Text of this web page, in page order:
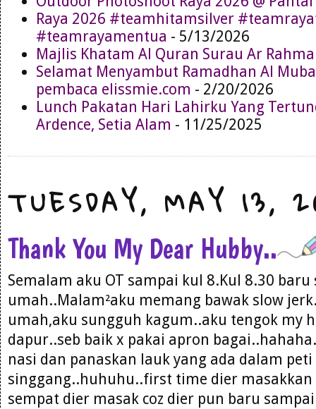
Raya 2026 #teamhitamsilver
#teamrayamentua - 5/13/2026
Majlis Khatam Al Quran Surau Ar
Selamat Menyambut Ramadhan Al
pembaca elissmie.com - 2/20/2026
Lunch Pakatan Hari Lahirku Yang
Ardence, Setia Alam - 11/25/2025
TUESDAY, MAY 13,
Thank You My Dear Hubby..
Semalam aku OT sampai kul 8.Kul 8.30 baru
umah..Malam²aku memang bawak slow
umah,aku sungguh kagum..aku tengok my
dapur..seb baik x pakai apron
nasi dan panaskan lauk yang ada dalam
singgang..huhuhu..first time dier
sempat dier masak coz dier pun baru